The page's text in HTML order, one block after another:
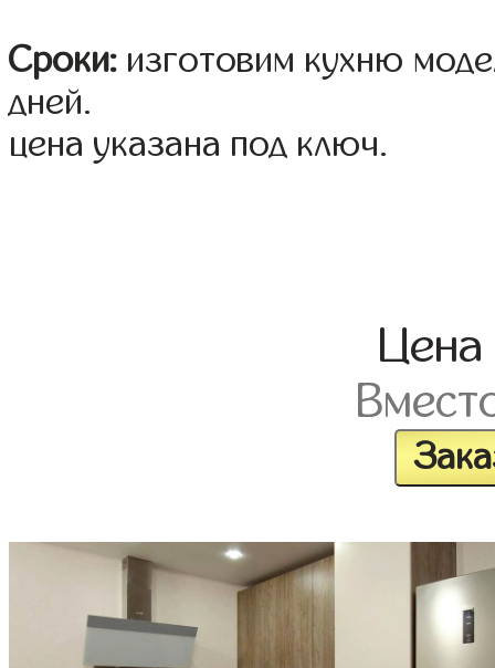
Сроки: изготовим кухню
дней.
цена указана под ключ.
Цена